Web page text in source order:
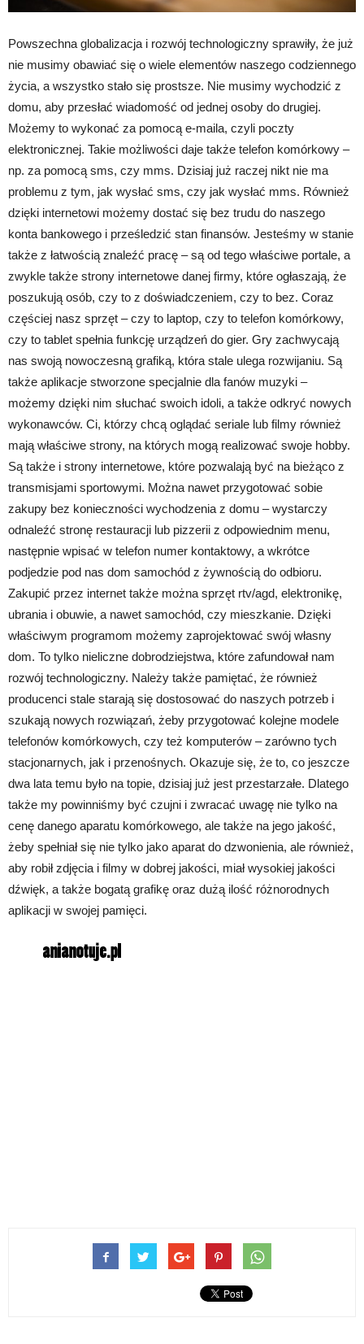
Powszechna globalizacja i rozwój technologiczny sprawiły, że już
nie musimy obawiać się o wiele elementów naszego codziennego
życia, a wszystko stało się prostsze. Nie musimy wychodzić z
domu, aby przesłać wiadomość od jednej osoby do drugiej.
Możemy to wykonać za pomocą e-maila, czyli poczty
elektronicznej. Takie możliwości daje także telefon komórkowy –
np. za pomocą sms, czy mms. Dzisiaj już raczej nikt nie ma
problemu z tym, jak wysłać sms, czy jak wysłać mms. Również
dzięki internetowi możemy dostać się bez trudu do naszego
konta bankowego i prześledzić stan finansów. Jesteśmy w stanie
także z łatwością znaleźć pracę – są od tego właściwe portale, a
zwykle także strony internetowe danej firmy, które ogłaszają, że
poszukują osób, czy to z doświadczeniem, czy to bez. Coraz
częściej nasz sprzęt – czy to laptop, czy to telefon komórkowy,
czy to tablet spełnia funkcję urządzeń do gier. Gry zachwycają
nas swoją nowoczesną grafiką, która stale ulega rozwijaniu. Są
także aplikacje stworzone specjalnie dla fanów muzyki –
możemy dzięki nim słuchać swoich idoli, a także odkryć nowych
wykonawców. Ci, którzy chcą oglądać seriale lub filmy również
mają właściwe strony, na których mogą realizować swoje hobby.
Są także i strony internetowe, które pozwalają być na bieżąco z
transmisjami sportowymi. Można nawet przygotować sobie
zakupy bez konieczności wychodzenia z domu – wystarczy
odnaleźć stronę restauracji lub pizzerii z odpowiednim menu,
następnie wpisać w telefon numer kontaktowy, a wkrótce
podjedzie pod nas dom samochód z żywnością do odbioru.
Zakupić przez internet także można sprzęt rtv/agd, elektronikę,
ubrania i obuwie, a nawet samochód, czy mieszkanie. Dzięki
właściwym programom możemy zaprojektować swój własny
dom. To tylko nieliczne dobrodziejstwa, które zafundował nam
rozwój technologiczny. Należy także pamiętać, że również
producenci stale starają się dostosować do naszych potrzeb i
szukają nowych rozwiązań, żeby przygotować kolejne modele
telefonów komórkowych, czy też komputerów – zarówno tych
stacjonarnych, jak i przenośnych. Okazuje się, że to, co jeszcze
dwa lata temu było na topie, dzisiaj już jest przestarzałe. Dlatego
także my powinniśmy być czujni i zwracać uwagę nie tylko na
cenę danego aparatu komórkowego, ale także na jego jakość,
żeby spełniał się nie tylko jako aparat do dzwonienia, ale również,
aby robił zdjęcia i filmy w dobrej jakości, miał wysokiej jakości
dźwięk, a także bogatą grafikę oraz dużą ilość różnorodnych
aplikacji w swojej pamięci.